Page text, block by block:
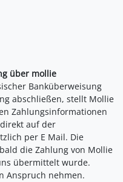
über mollie
Banküberweisung
abschließen, stellt Mollie
Zahlungsinformationen
auf der
per E Mail. Die
die Zahlung von Mollie
übermittelt wurde.
Anspruch nehmen.